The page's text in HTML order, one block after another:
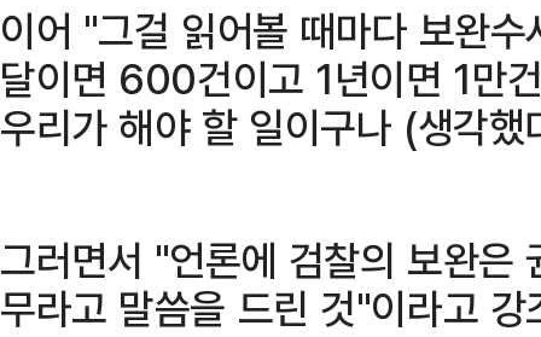
이어 "그걸 읽어볼 때마다 보완
달이면 600건이고 1년이면 1만
우리가 해야 할 일이구나 (생각
그러면서 "언론에 검찰의 보완은
무라고 말씀을 드린 것"이라고 강